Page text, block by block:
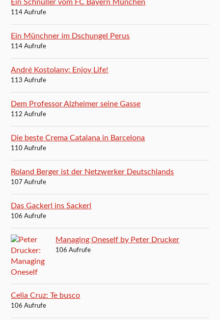
Ein Schnuller vom FC Bayern München
114 Aufrufe
Ein Münchner im Dschungel Perus
114 Aufrufe
André Kostolany: Enjoy Life!
113 Aufrufe
Dem Professor Alzheimer seine Gasse
112 Aufrufe
Die beste Crema Catalana in Barcelona
110 Aufrufe
Roland Berger ist der Netzwerker Deutschlands
107 Aufrufe
Das Gackerl ins Sackerl
106 Aufrufe
Managing Oneself by Peter Drucker
106 Aufrufe
Celia Cruz: Te busco
106 Aufrufe